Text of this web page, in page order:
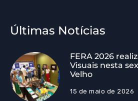
Últimas Notícias
FERA 2026
Visuais nesta
Velho
15 de maio de 2026